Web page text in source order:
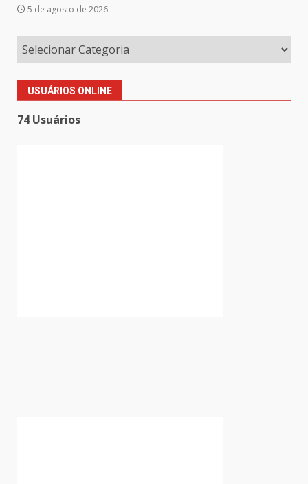
5 de agosto de 2026
USUÁRIOS ONLINE
74 Usuários